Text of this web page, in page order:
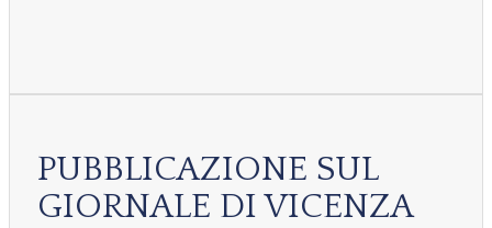
PUBBLICAZIONE SUL
GIORNALE DI VICENZA